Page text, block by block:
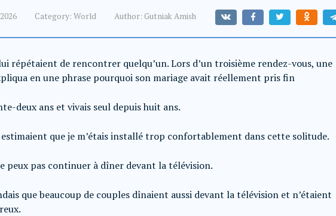
Category: World Author: Gutniak Amish
répétaient de rencontrer quelqu’un. Lors d’un troisième rendez-vous, une
en une phrase pourquoi son mariage avait réellement pris fin
deux ans et vivais seul depuis huit ans.
que je m’étais installé trop confortablement dans cette solitude.
peux pas continuer à dîner devant la télévision.
que beaucoup de couples dînaient aussi devant la télévision et n’étaient